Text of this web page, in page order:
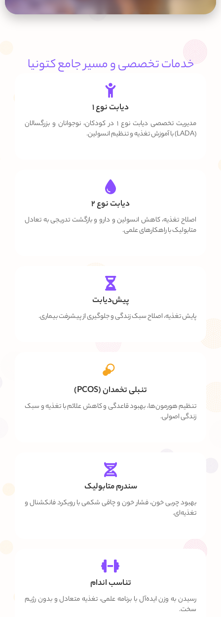
خدمات تخصصی و مسیر جامع کتونیا
دیابت نوع ۱
مدیریت تخصصی دیابت نوع ۱ در کودکان، نوجوانان و بزرگسالان
(LADA) با آموزش تغذیه و تنظیم انسولین.
دیابت نوع ۲
اصلاح تغذیه، کاهش انسولین و دارو و بازگشت تدریجی به تعادل
متابولیک با راهکارهای علمی.
پیش‌دیابت
پایش تغذیه، اصلاح سبک زندگی و جلوگیری از پیشرفت بیماری.
تنبلی تخمدان (PCOS)
تنظیم هورمون‌ها، بهبود قاعدگی و کاهش علائم با تغذیه و سبک
زندگی اصولی.
سندرم متابولیک
بهبود چربی خون، فشار خون و چاقی شکمی با رویکرد فانکشنال و
تغذیه‌ای.
تناسب اندام
رسیدن به وزن ایده‌آل با برنامه علمی، تغذیه متعادل و بدون رژیم
سخت.